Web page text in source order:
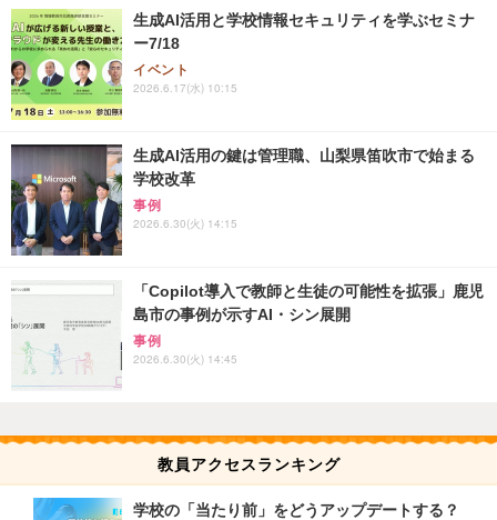
生成AI活用と学校情報セキュリティを学ぶセミナ
ー7/18
イベント
2026.6.17(水) 10:15
生成AI活用の鍵は管理職、山梨県笛吹市で始まる
学校改革
事例
2026.6.30(火) 14:15
「Copilot導入で教師と生徒の可能性を拡張」鹿児
島市の事例が示すAI・シン展開
事例
2026.6.30(火) 14:45
教員アクセスランキング
学校の「当たり前」をどうアップデートする？